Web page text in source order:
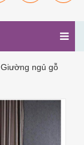
Giường ngủ gỗ